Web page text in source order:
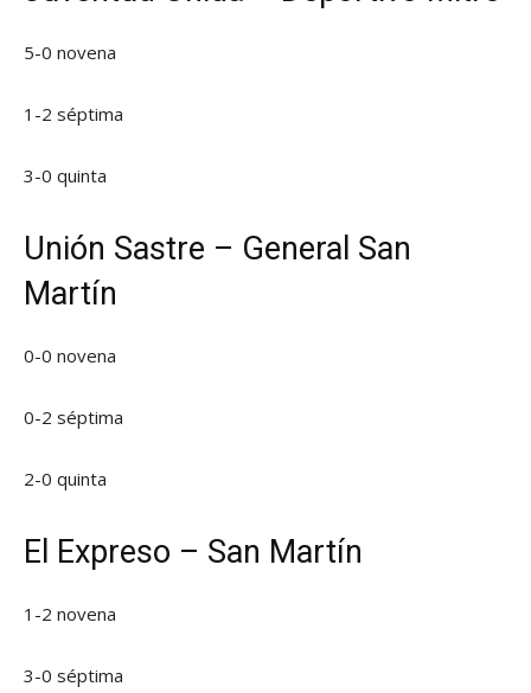
5-0 novena
1-2 séptima
3-0 quinta
Unión Sastre – General San
Martín
0-0 novena
0-2 séptima
2-0 quinta
El Expreso – San Martín
1-2 novena
3-0 séptima